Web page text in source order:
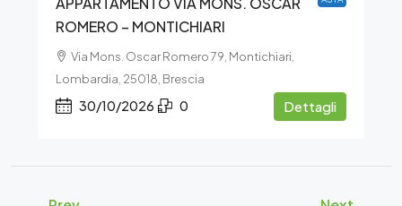
ROMERO – MONTICHIARI
Via Mons. Oscar Romero 79, Montichiari,
Lombardia, 25018, Brescia
30/10/2026 0 Dettagli